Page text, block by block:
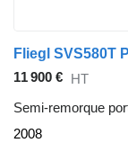
Fliegl SVS580T
11 900 € HT
Semi-remorque
2008